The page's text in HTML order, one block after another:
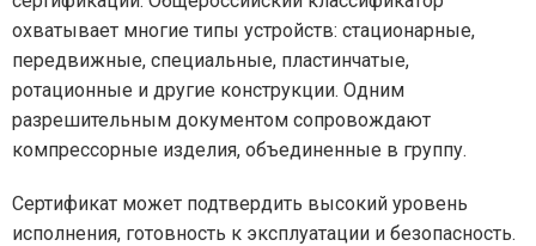
охватывает многие типы устройств: стационарные,
передвижные, специальные, пластинчатые,
ротационные и другие конструкции. Одним
разрешительным документом сопровождают
компрессорные изделия, объединенные в группу.
Сертификат может подтвердить высокий уровень
исполнения, готовность к эксплуатации и безопасность.